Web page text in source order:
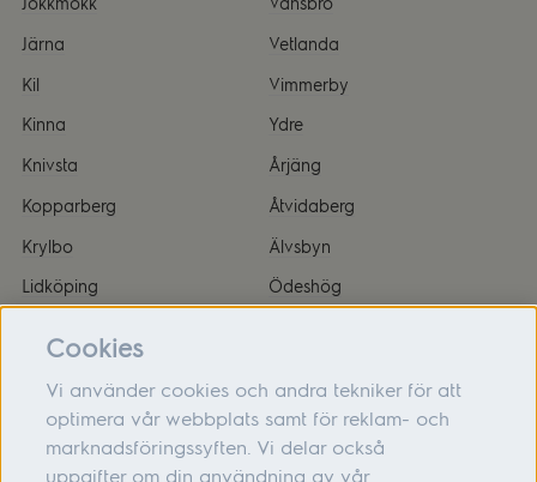
Järna
Kil
Kinna
Knivsta
Kopparberg
Krylbo
Lidköping
Vetlanda
Vimmerby
Ydre
Årjäng
Åtvidaberg
Älvsbyn
Ödeshög
Om oss
Cookies
Vi använder cookies och andra tekniker för att
optimera vår webbplats samt för reklam- och
marknadsföringssyften. Vi delar också
uppgifter om din användning av vår